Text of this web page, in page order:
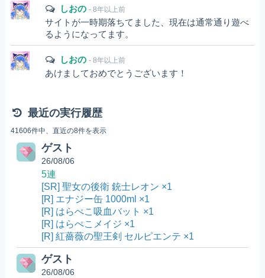
しおの - 8年以上前
サイトが一時期落ちてました、現在は通常通り遊べ
るようになってます。
しおの - 8年以上前
あけましておめでとうございます！
最近の実行履歴
41606件中、直近の8件を表示
ゲスト
26/08/06
5連
[SR] 聖女の後衛 銃士レオン ×1
[R] エナジー缶 1000ml ×1
[R] はらぺこ吸血バット ×1
[R] はらぺこメイジ ×1
[R] 紅薔薇の聖王剣 セルピエンテ ×1
ゲスト
26/08/06